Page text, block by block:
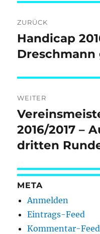
ZURÜCK
Vorheriger
Beitrag:
Handicap
WEITER
Nächster
Beitrag:
2016/2017 –
dritten
META
Anmelden
Eintrags-Feed
Kommentar-Feed